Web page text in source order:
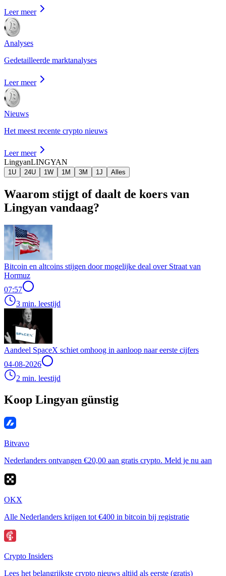
Leer meer
Analyses
Gedetailleerde marktanalyses
Leer meer
Nieuws
Het meest recente crypto nieuws
Leer meer
LingyanLINGYAN
1U 24U 1W 1M 3M 1J Alles
Waarom stijgt of daalt de koers van
Lingyan vandaag?
Bitcoin en altcoins stijgen door mogelijke deal over Straat van
Hormuz
07:57
3 min. leestijd
Aandeel SpaceX schiet omhoog in aanloop naar eerste cijfers
04-08-2026
2 min. leestijd
Koop Lingyan günstig
Bitvavo
Nederlanders ontvangen €20,00 aan gratis crypto. Meld je nu aan
OKX
Alle Nederlanders krijgen tot €400 in bitcoin bij registratie
Crypto Insiders
Lees het belangrijkste crypto nieuws altijd als eerste (gratis)